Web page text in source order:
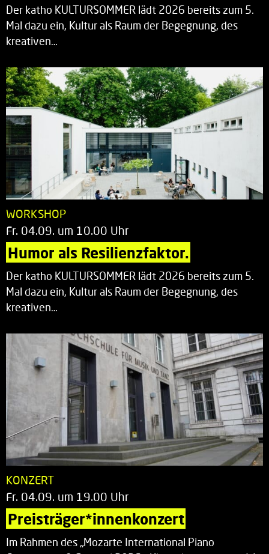
Der katho KULTURSOMMER lädt 2026 bereits zum 5.
Mal dazu ein, Kultur als Raum der Begegnung, des
kreativen…
WORKSHOP
Fr. 04.09. um 10.00 Uhr
Humor als Resilienzfaktor.
Der katho KULTURSOMMER lädt 2026 bereits zum 5.
Mal dazu ein, Kultur als Raum der Begegnung, des
kreativen…
KONZERT
Fr. 04.09. um 19.00 Uhr
Preisträger*innenkonzert
Im Rahmen des „Mozarte International Piano